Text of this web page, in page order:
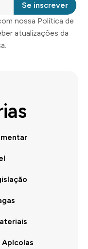
Se inscrever
nossa Política de
atualizações da